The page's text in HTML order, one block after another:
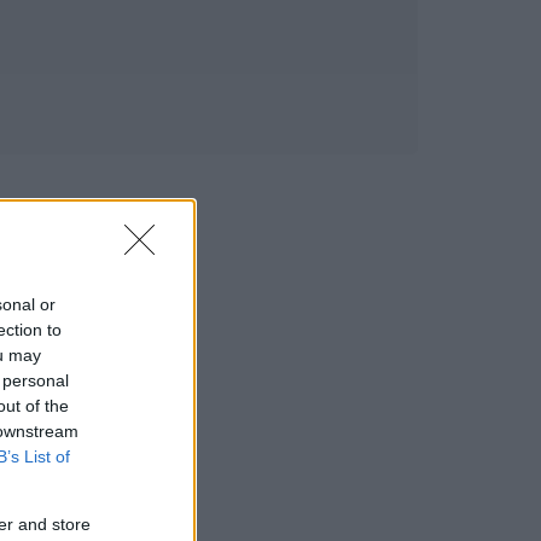
or
to
may
of the
List of
and store